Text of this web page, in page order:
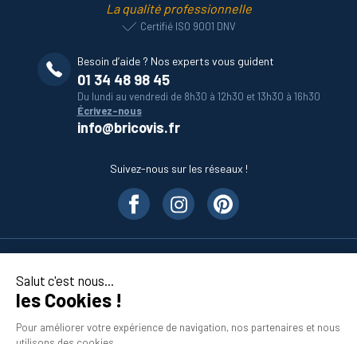
Salut c'est nous...
les Cookies !
Pour améliorer votre expérience de navigation, nos partenaires et nous
La qualité professionnelle
Certifié ISO 9001 DNV
Besoin d’aide ? Nos experts vous guident
01 34 48 98 45
Du lundi au vendredi de 8h30 à 12h30 et 13h30 à 16h30
Écrivez-nous
info@bricovis.fr
Suivez-nous sur les réseaux !
En savoir plus